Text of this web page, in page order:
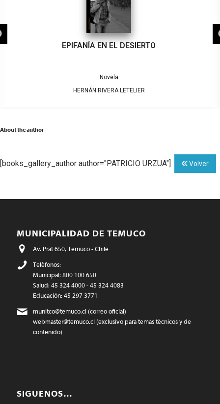
EPIFANÍA EN EL DESIERTO
Novela
HERNÁN RIVERA LETELIER
About the author
[books_gallery_author author="PATRICIO URZUA"] Volver
MUNICIPALIDAD DE TEMUCO
Av. Prat 650, Temuco - Chile
Teléfonos:
Municipal: 800 100 650
Salud: 45 324 4000 - 45 324 4083
Educación: 45 297 3771
munitco@temuco.cl(correo oficial)
webmaster@temuco.cl(exclusivo para temas técnicos y de
contenido)
SIGUENOS…